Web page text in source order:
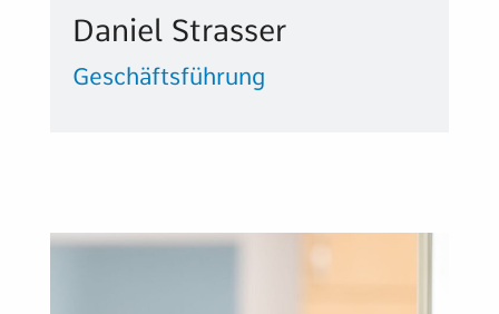
Daniel Strasser
Geschäftsführung